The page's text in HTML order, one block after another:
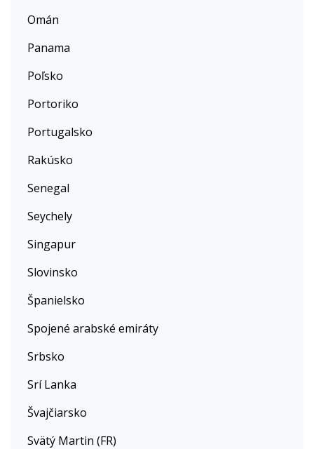
Omán
Panama
Poľsko
Portoriko
Portugalsko
Rakúsko
Senegal
Seychely
Singapur
Slovinsko
Španielsko
Spojené arabské emiráty
Srbsko
Srí Lanka
Švajčiarsko
Svätý Martin (FR)